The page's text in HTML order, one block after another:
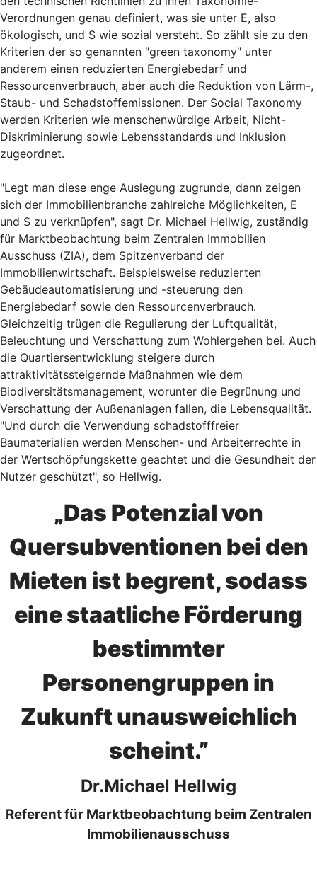
Verordnungen genau definiert, was sie unter E, also
ökologisch, und S wie sozial versteht. So zählt sie zu den
Kriterien der so genannten "green taxonomy" unter
anderem einen reduzierten Energiebedarf und
Ressourcenverbrauch, aber auch die Reduktion von Lärm-,
Staub- und Schadstoffemissionen. Der Social Taxonomy
werden Kriterien wie menschenwürdige Arbeit, Nicht-
Diskriminierung sowie Lebensstandards und Inklusion
zugeordnet.
"Legt man diese enge Auslegung zugrunde, dann zeigen
sich der Immobilienbranche zahlreiche Möglichkeiten, E
und S zu verknüpfen", sagt Dr. Michael Hellwig, zuständig
für Marktbeobachtung beim Zentralen Immobilien
Ausschuss (ZIA), dem Spitzenverband der
Immobilienwirtschaft. Beispielsweise reduzierten
Gebäudeautomatisierung und -steuerung den
Energiebedarf sowie den Ressourcenverbrauch.
Gleichzeitig trügen die Regulierung der Luftqualität,
Beleuchtung und Verschattung zum Wohlergehen bei. Auch
die Quartiersentwicklung steigere durch
attraktivitätssteigernde Maßnahmen wie dem
Biodiversitätsmanagement, worunter die Begrünung und
Verschattung der Außenanlagen fallen, die Lebensqualität.
"Und durch die Verwendung schadstofffreier
Baumaterialien werden Menschen- und Arbeiterrechte in
der Wertschöpfungskette geachtet und die Gesundheit der
Nutzer geschützt", so Hellwig.
„Das Potenzial von
Quersubventionen bei den
Mieten ist begrent, sodass
eine staatliche Förderung
bestimmter
Personengruppen in
Zukunft unausweichlich
scheint.”
Dr.Michael Hellwig
Referent für Marktbeobachtung beim Zentralen
Immobilienausschuss